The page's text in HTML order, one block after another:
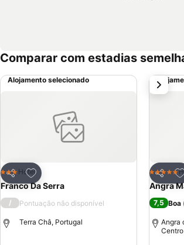
Comparar com estadias
Alojamento selecionado
Partilhar
Adicionar aos favoritos
3 Estrelas
Hotel
Franco Da Serra
/ Pontuação não disponível
Terra Châ, Portugal
5 Estrelas
Angra
7,5 Boa
Angra